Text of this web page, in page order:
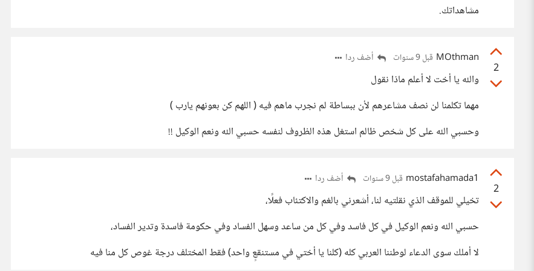
مشاهداتك.
2
MOthman قبل 9 سنوات أضف ردا
والله يا أخت لا أعلم ماذا نقول
مهما تكلمنا لن نصف مشاعرهم لأن ببساطة لم نجرب ماهم فيه ( اللهم كن بعونهم يارب )
وحسبي الله على كل شخص ظالم استغل هذه الظروف لنفسه حسبي الله ونعم الوكيل !!
2
mostafahamada1 قبل 9 سنوات أضف ردا
تخيلي للموقف الذي نقلتيه لنا، أشعرني بالغم والاكتئاب فعلًا،
حسبي الله ونعم الوكيل في كل فاسد وفي كل من ساعد وسهل الفساد وفي حكومة فاسدة وتدير الفساد،
لا أملك سوى الدعاء لوطننا العربي كله (كلنا يا أختي في مستنقعٍ واحد) فقط المختلف درجة غوص كل منا فيه